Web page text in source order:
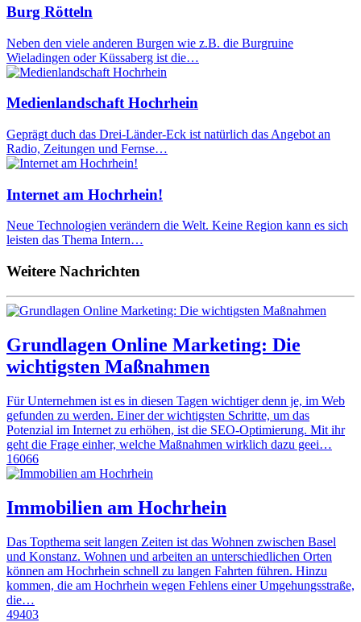
Burg Rötteln
Neben den viele anderen Burgen wie z.B. die Burgruine
Wieladingen oder Küssaberg ist die…
Medienlandschaft Hochrhein
Geprägt duch das Drei-Länder-Eck ist natürlich das Angebot an
Radio, Zeitungen und Fernse…
Internet am Hochrhein!
Neue Technologien verändern die Welt. Keine Region kann es sich
leisten das Thema Intern…
Weitere Nachrichten
Grundlagen Online Marketing: Die
wichtigsten Maßnahmen
Für Unternehmen ist es in diesen Tagen wichtiger denn je, im Web
gefunden zu werden. Einer der wichtigsten Schritte, um das
Potenzial im Internet zu erhöhen, ist die SEO-Optimierung. Mit ihr
geht die Frage einher, welche Maßnahmen wirklich dazu geei…
16066
Immobilien am Hochrhein
Das Topthema seit langen Zeiten ist das Wohnen zwischen Basel
und Konstanz. Wohnen und arbeiten an unterschiedlichen Orten
können am Hochrhein schnell zu langen Fahrten führen. Hinzu
kommen, die am Hochrhein wegen Fehlens einer Umgehungsstraße,
die…
49403